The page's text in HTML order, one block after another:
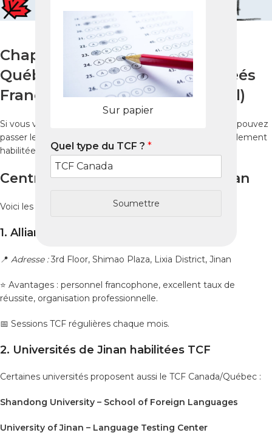
Sur papier
Quel type du TCF ? *
Soumettre
Chapitre 1 – Où passer le TCF
Québec à Jinan ? (Centres agréés
France Éducation International)
Si vous vivez à
, capitale du Shandong, vous pouvez
passer le
dans plusieurs institutions officiellement
habilitées parFrance Éducation International (FEI)
Centres agréés TCF Québec à Jinan
Voici les centres les plus fiables et reconnus :
1. Alliance Française de Jinan
📍 Adresse :3rd Floor, Shimao Plaza, Lixia District, Jinan
⭐ Avantages : personnel francophone, excellent taux de
réussite, organisation professionnelle.
📅 Sessions TCF régulières chaque mois.
2. Universités de Jinan habilitées TCF
Certaines universités proposent aussi le TCF Canada/Québec :
Shandong University – School of Foreign Languages
University of Jinan – Language Testing Center